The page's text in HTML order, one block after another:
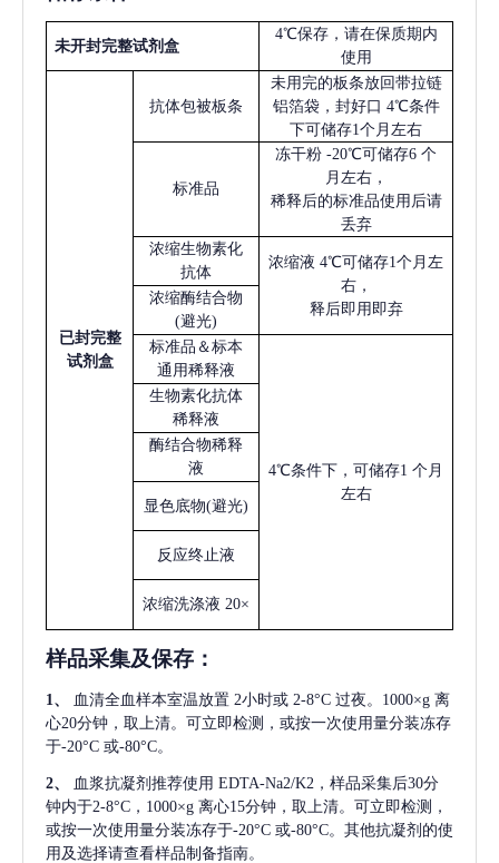
未开封完整试剂盒
4℃保存，请在保质期内
使用
已封完整
试剂盒
抗体包被板条
未用完的板条放回带拉链
铝箔袋，封好口 4℃条件
下可储存1个月左右
标准品
冻干粉 -20℃可储存6 个
月左右，
稀释后的标准品使用后请
丢弃
浓缩生物素化
抗体
浓缩液 4℃可储存1个月左
右，
释后即用即弃
浓缩酶结合物
(避光)
标准品＆标本
通用稀释液
4℃条件下，可储存1 个月
左右
生物素化抗体
稀释液
酶结合物稀释
液
显色底物(避光)
反应终止液
浓缩洗涤液 20×
样品采集及保存 ：
1、 血清全血样本室温放置 2小时或 2-8°C 过夜。1000×g 离
心20分钟，取上清。可立即检测，或按一次使用量分装冻存
于-20°C 或-80°C。
2、 血浆抗凝剂推荐使用 EDTA-Na2/K2，样品采集后30分
钟内于2-8°C，1000×g 离心15分钟，取上清。可立即检测，
或按一次使用量分装冻存于-20°C 或-80°C。其他抗凝剂的使
用及选择请查看样品制备指南。